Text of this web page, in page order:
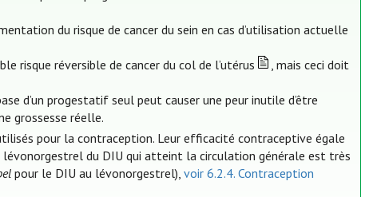
du risque de cancer du sein en cas d’utilisation actuelle
risque réversible de cancer du col de l’utérus
, mais ceci doit
d’un progestatif seul peut causer une peur inutile d’être
grossesse réelle.
pour la contraception. Leur efficacité contraceptive égale
lévonorgestrel du DIU qui atteint la circulation générale est très
pour le DIU au lévonorgestrel), voir 6.2.4. Contraception